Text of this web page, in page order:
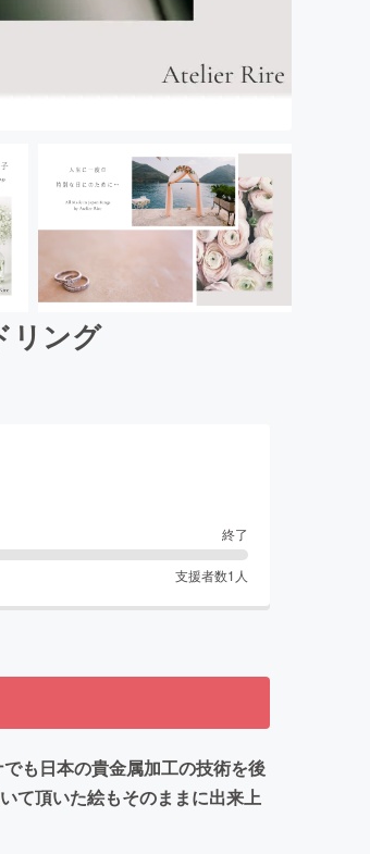
リング
終了
支援者数1 人
も日本の貴金属加工の技術を後
て頂いた絵もそのままに出来上